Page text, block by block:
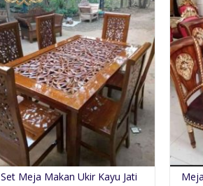
Set Meja Makan Ukir Kayu Jati